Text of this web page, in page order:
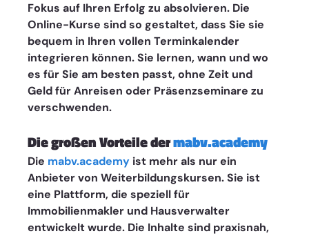
Fokus auf Ihren Erfolg zu absolvieren. Die
Online-Kurse sind so gestaltet, dass Sie sie
bequem in Ihren vollen Terminkalender
integrieren können. Sie lernen, wann und wo
es für Sie am besten passt, ohne Zeit und
Geld für Anreisen oder Präsenzseminare zu
verschwenden.
Die großen Vorteile der mabv.academy
Die mabv.academy ist mehr als nur ein
Anbieter von Weiterbildungskursen. Sie ist
eine Plattform, die speziell für
Immobilienmakler und Hausverwalter
entwickelt wurde. Die Inhalte sind praxisnah,